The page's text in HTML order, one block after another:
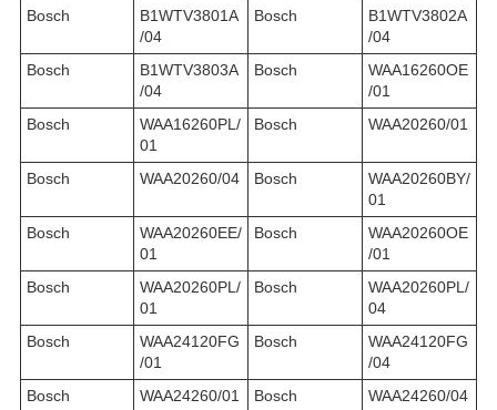
Bosch
B1WTV3801A
/04
Bosch
B1WTV3802A
/04
Bosch
B1WTV3803A
/04
Bosch
WAA16260OE
/01
Bosch
WAA16260PL/
01
Bosch WAA20260/01
Bosch WAA20260/04 Bosch
WAA20260BY/
01
Bosch
WAA20260EE/
01
Bosch
WAA20260OE
/01
Bosch
WAA20260PL/
01
Bosch
WAA20260PL/
04
Bosch
WAA24120FG
/01
Bosch
WAA24120FG
/04
Bosch
WAA24260/01 Bosch
WAA24260/04